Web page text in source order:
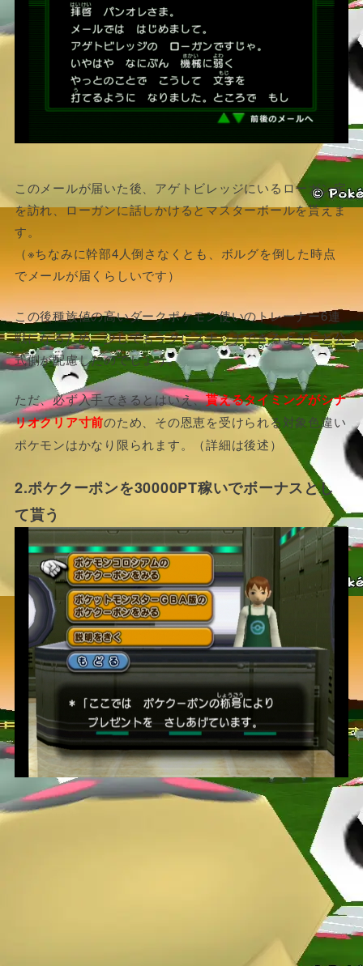
このメールが届いた後、アゲトビレッジにいるローガン宅
を訪れ、ローガンに話しかけるとマスターボールを貰えま
す。
（※ちなみに幹部4人倒さなくとも、ボルグを倒した時点
でメールが届くらしいです）
この後種族値の高いダークポケモン使いのトレーナー6連
戦になるため、少しでもラクにスナッチできるようにと公
式側が配慮したのでしょう。
ただ、必ず入手できるとはいえ、貰えるタイミングがシナ
リオクリア寸前のため、その恩恵を受けられる対象色違い
ポケモンはかなり限られます。（詳細は後述）
2.ポケクーポンを30000PT稼いでボーナスとし
て貰う